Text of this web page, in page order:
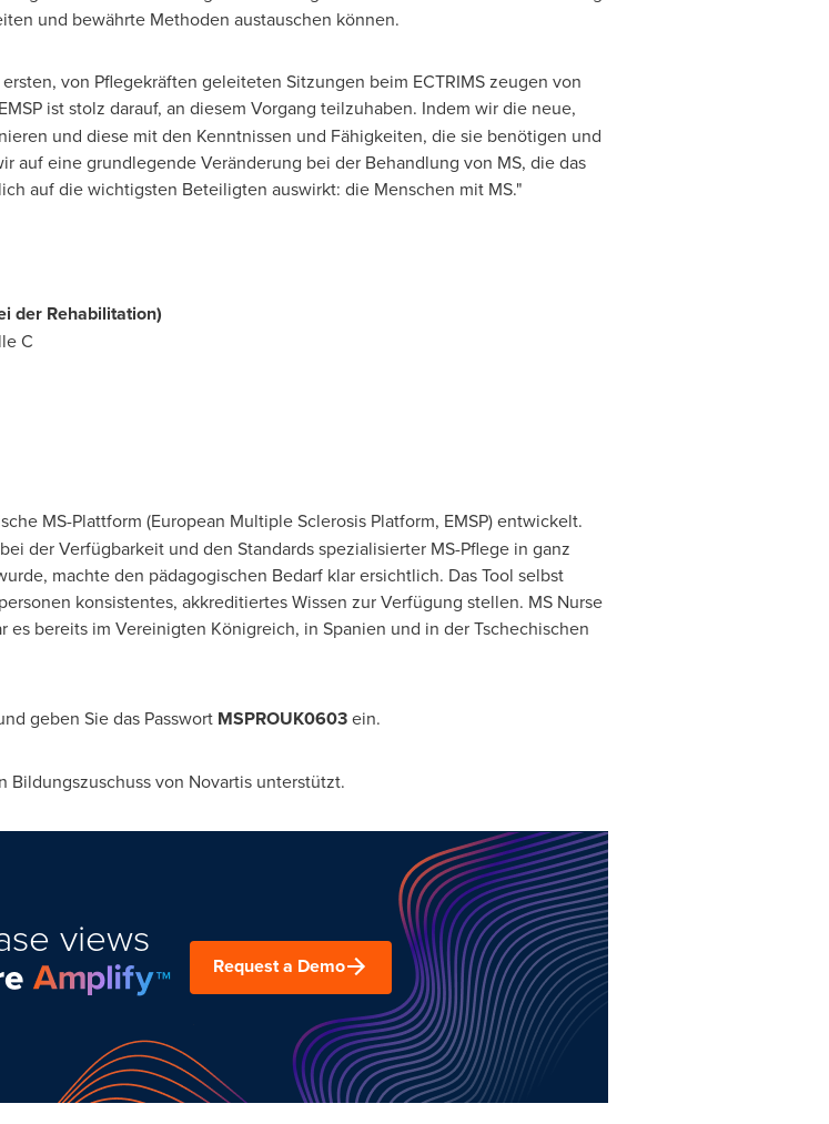
und bewährte Methoden austauschen können.
von Pflegekräften geleiteten Sitzungen beim ECTRIMS zeugen von
ist stolz darauf, an diesem Vorgang teilzuhaben. Indem wir die neue,
und diese mit den Kenntnissen und Fähigkeiten, die sie benötigen und
auf eine grundlegende Veränderung bei der Behandlung von MS, die das
auf die wichtigsten Beteiligten auswirkt: die Menschen mit MS."
der Rehabilitation)
C
MS-Plattform (European Multiple Sclerosis Platform, EMSP) entwickelt.
der Verfügbarkeit und den Standards spezialisierter MS-Pflege in ganz
machte den pädagogischen Bedarf klar ersichtlich. Das Tool selbst
konsistentes, akkreditiertes Wissen zur Verfügung stellen. MS Nurse
bereits im Vereinigten Königreich, in Spanien und in der Tschechischen
geben Sie das Passwort MSPROUK0603ein.
von Novartis unterstützt.
views
Request a Demo